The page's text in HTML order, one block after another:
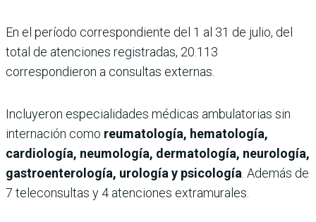
En el período correspondiente del 1 al 31 de julio, del
total de atenciones registradas, 20.113
correspondieron a consultas externas.
Incluyeron especialidades médicas ambulatorias sin
internación como reumatología, hematología,
cardiología, neumología, dermatología, neurología,
gastroenterología, urología y psicología . Además de
7 teleconsultas y 4 atenciones extramurales.